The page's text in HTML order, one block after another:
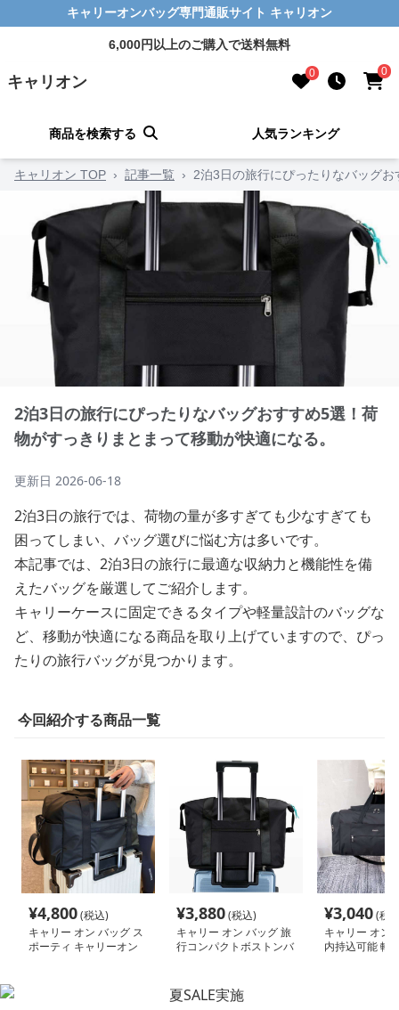
キャリーオンバッグ専門通販サイト キャリオン
6,000円以上のご購入で送料無料
キャリオン 0 0
商品を検索する 人気ランキング
キャリオン TOP › 記事一覧 › 2泊3日の旅行にぴったりなバッグ
2泊3日の旅行にぴったりなバッグおすすめ5選！荷
物がすっきりまとまって移動が快適になる。
更新日 2026-06-18
2泊3日の旅行では、荷物の量が多すぎても少なすぎても
困ってしまい、バッグ選びに悩む方は多いです。
本記事では、2泊3日の旅行に最適な収納力と機能性を備
えたバッグを厳選してご紹介します。
キャリーケースに固定できるタイプや軽量設計のバッグな
ど、移動が快適になる商品を取り上げていますので、ぴっ
たりの旅行バッグが見つかります。
今回紹介する商品一覧
¥4,800(税込)
キャリー オン バッグ ス
ポーティ キャリーオン
¥3,880(税込)
キャリー オン バッグ 旅
行コンパクトボストンバ
¥3,040(税
キャリー オン
内持込可能 軽